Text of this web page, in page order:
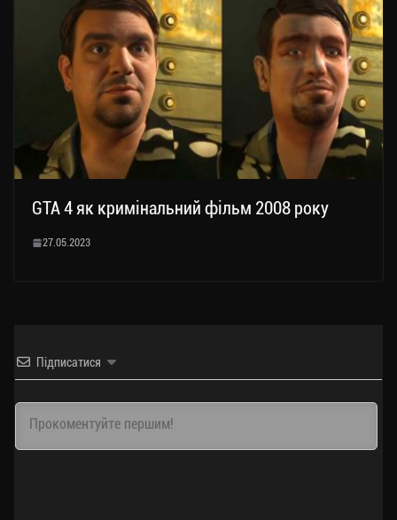
GTA 4 як кримінальний фільм 2008 року
27.05.2023
Підписатися